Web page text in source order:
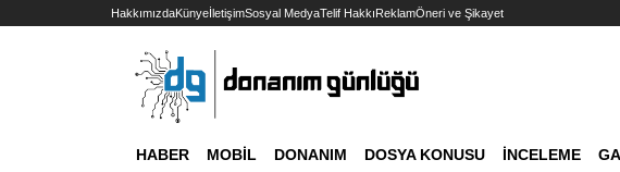
HakkımızdaKünyeİletişimSosyal MedyaTelif HakkıReklamÖneri ve Şikayet
HABER MOBIL DONANIM DOSYA KONUSU İNCELEME